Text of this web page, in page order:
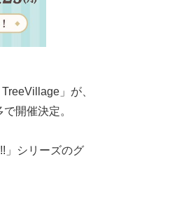
」が、
開催決定。
」シリーズのグ